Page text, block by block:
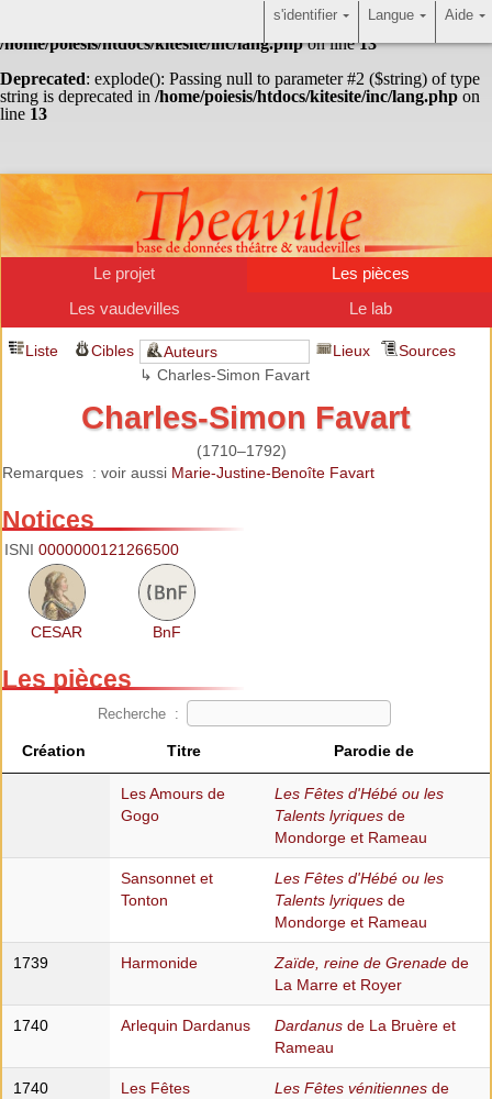
: Undefined array key "HTTP_ACCEPT_LANGUAGE" in
/home/poiesis/htdocs/kitesite/inc/lang.phpon line13
Deprecated: explode(): Passing null to parameter #2 ($string) of type
string is deprecated in /home/poiesis/htdocs/kitesite/inc/lang.php on
line 13
Le projet
Les pièces
Les vaudevilles
Le lab
Liste Cibles
Auteurs
↳ Charles-Simon Favart
Lieux Sources
Charles-Simon Favart
(1710–1792)
Remarques : voir aussi Marie-Justine-Benoîte Favart
Notices
ISNI0000000121266500
CESAR BnF
Les pièces
Recherche :
Création Titre Parodie de
Les Amours de
Gogo
Les Fêtes d'Hébé ou les
Talents lyriquesde
Mondorge et Rameau
Sansonnet et
Tonton
Les Fêtes d'Hébé ou les
Talents lyriquesde
Mondorge et Rameau
1739 Harmonide Zaïde, reine de Grenadede
La Marre et Royer
1740 Arlequin Dardanus Dardanusde La Bruère et
Rameau
1740
Les Fêtes
Les Fêtes vénitiennesde
Aide
Langue
s'identifier